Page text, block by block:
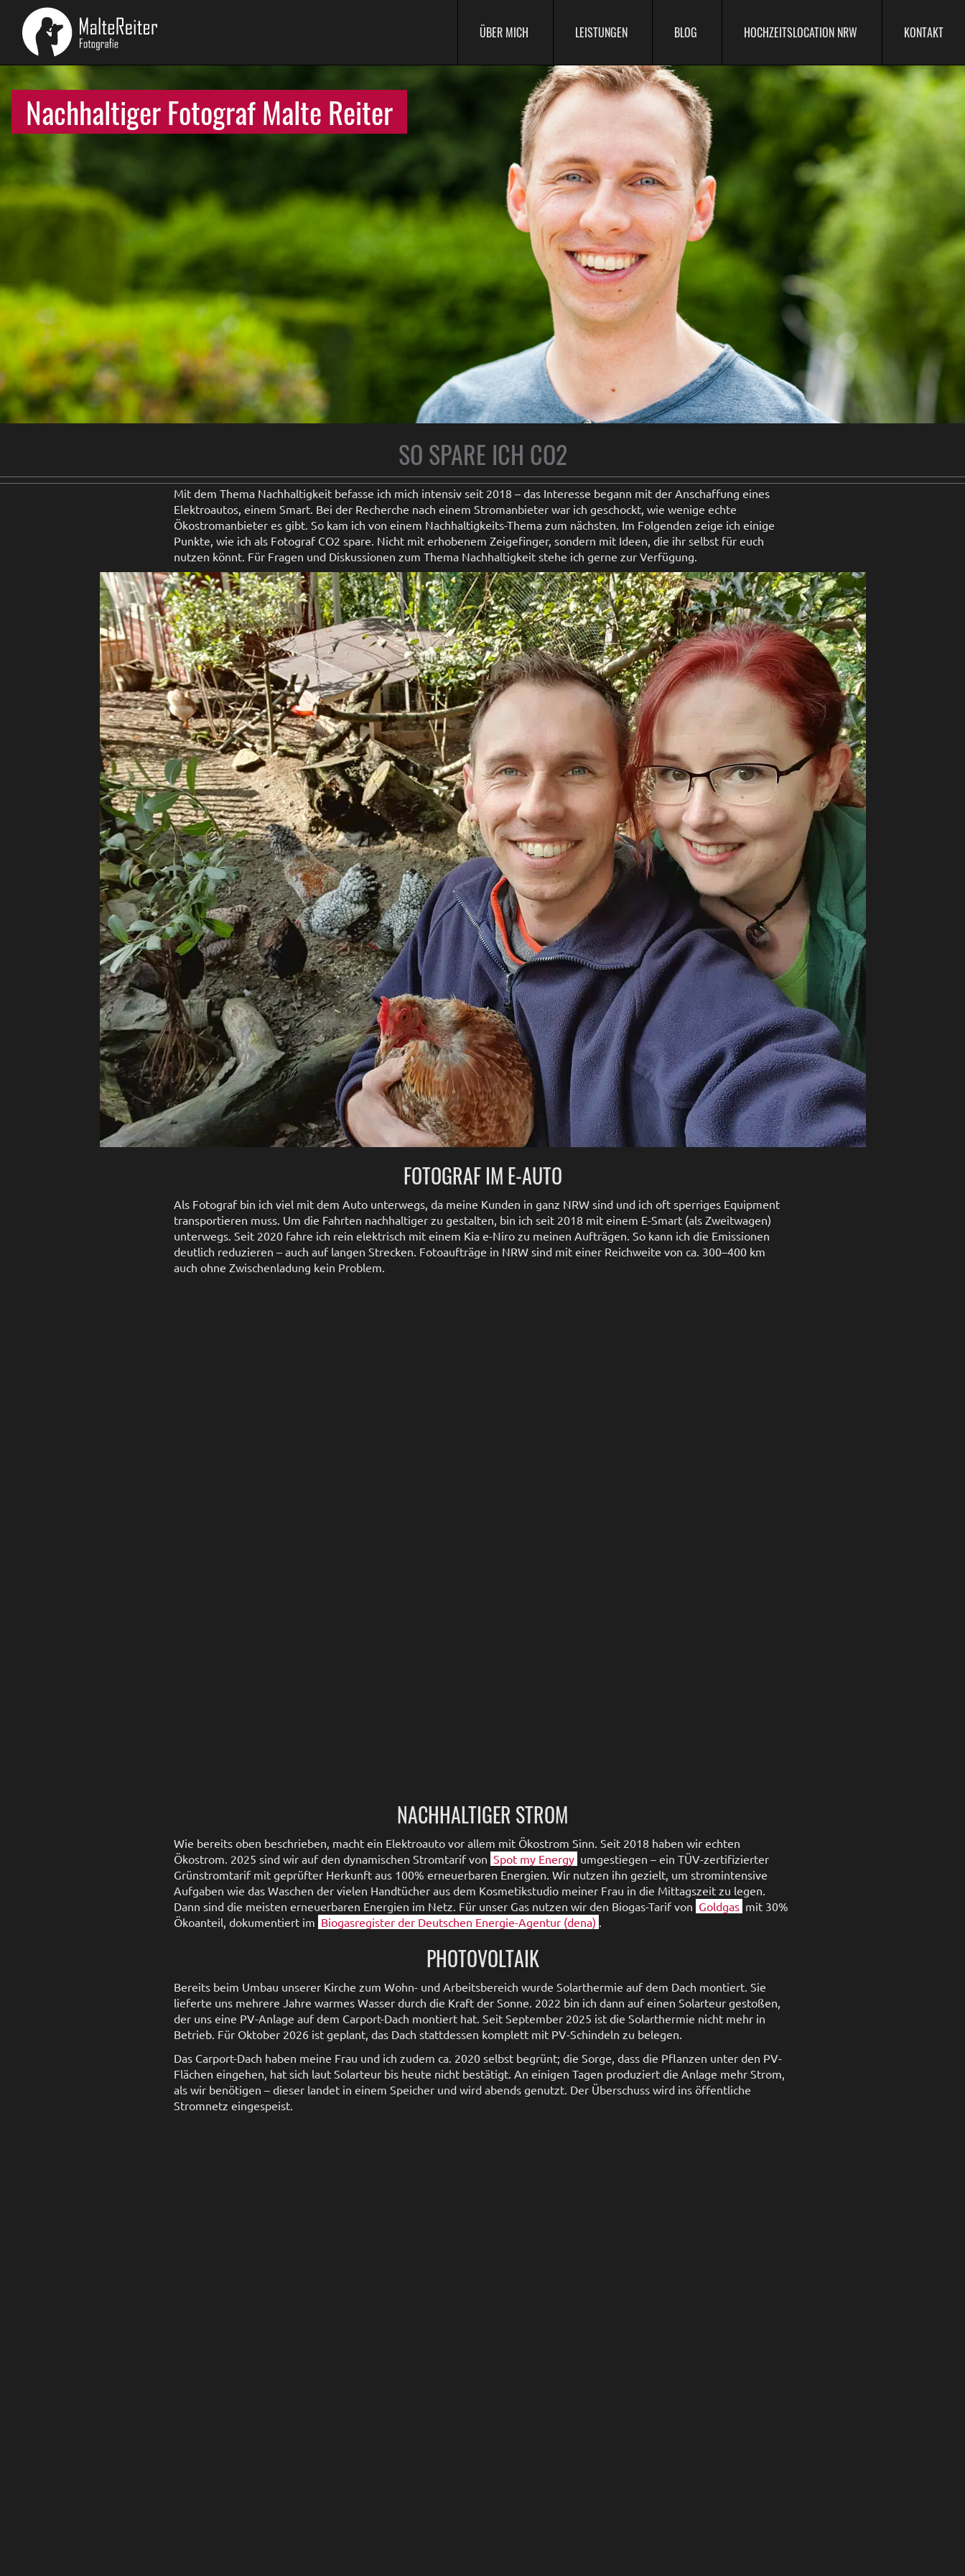
ÜBER MICH LEISTUNGEN BLOG HOCHZEITSLOCATION NRW KONTAKT
Nachhaltiger Fotograf Malte Reiter
SO SPARE ICH CO2
Mit dem Thema Nachhaltigkeit befasse ich mich intensiv seit 2018 – das Interesse begann mit der Anschaffung eines
Elektroautos, einem Smart. Bei der Recherche nach einem Stromanbieter war ich geschockt, wie wenige echte
Ökostromanbieter es gibt. So kam ich von einem Nachhaltigkeits-Thema zum nächsten. Im Folgenden zeige ich einige
Punkte, wie ich als Fotograf CO2 spare. Nicht mit erhobenem Zeigefinger, sondern mit Ideen, die ihr selbst für euch
nutzen könnt. Für Fragen und Diskussionen zum Thema Nachhaltigkeit stehe ich gerne zur Verfügung.
FOTOGRAF IM E-AUTO
Als Fotograf bin ich viel mit dem Auto unterwegs, da meine Kunden in ganz NRW sind und ich oft sperriges Equipment
transportieren muss. Um die Fahrten nachhaltiger zu gestalten, bin ich seit 2018 mit einem E-Smart (als Zweitwagen)
unterwegs. Seit 2020 fahre ich rein elektrisch mit einem Kia e-Niro zu meinen Aufträgen. So kann ich die Emissionen
deutlich reduzieren – auch auf langen Strecken. Fotoaufträge in NRW sind mit einer Reichweite von ca. 300–400 km
auch ohne Zwischenladung kein Problem.
NACHHALTIGER STROM
Wie bereits oben beschrieben, macht ein Elektroauto vor allem mit Ökostrom Sinn. Seit 2018 haben wir echten
Ökostrom. 2025 sind wir auf den dynamischen Stromtarif von Spot my Energy umgestiegen – ein TÜV-zertifizierter
Grünstromtarif mit geprüfter Herkunft aus 100% erneuerbaren Energien. Wir nutzen ihn gezielt, um stromintensive
Aufgaben wie das Waschen der vielen Handtücher aus dem Kosmetikstudio meiner Frau in die Mittagszeit zu legen.
Dann sind die meisten erneuerbaren Energien im Netz. Für unser Gas nutzen wir den Biogas-Tarif von Goldgas mit 30%
Ökoanteil, dokumentiert im Biogasregister der Deutschen Energie-Agentur (dena) .
PHOTOVOLTAIK
Bereits beim Umbau unserer Kirche zum Wohn- und Arbeitsbereich wurde Solarthermie auf dem Dach montiert. Sie
lieferte uns mehrere Jahre warmes Wasser durch die Kraft der Sonne. 2022 bin ich dann auf einen Solarteur gestoßen,
der uns eine PV-Anlage auf dem Carport-Dach montiert hat. Seit September 2025 ist die Solarthermie nicht mehr in
Betrieb. Für Oktober 2026 ist geplant, das Dach stattdessen komplett mit PV-Schindeln zu belegen.
Das Carport-Dach haben meine Frau und ich zudem ca. 2020 selbst begrünt; die Sorge, dass die Pflanzen unter den PV-
Flächen eingehen, hat sich laut Solarteur bis heute nicht bestätigt. An einigen Tagen produziert die Anlage mehr Strom,
als wir benötigen – dieser landet in einem Speicher und wird abends genutzt. Der Überschuss wird ins öffentliche
Stromnetz eingespeist.